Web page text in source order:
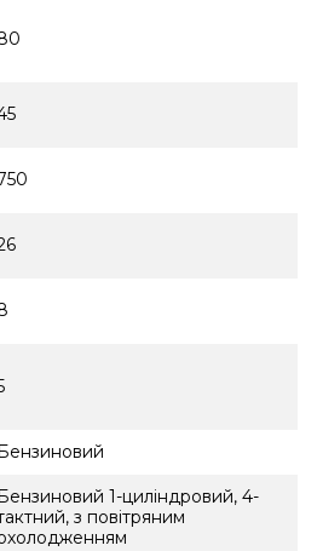
Бензиновий 1-циліндровий, 4-
з повітряним